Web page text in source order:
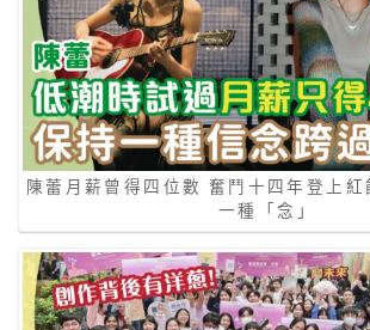
陳蕾月薪曾得四位數 奮鬥十四年登上紅
一種「念」